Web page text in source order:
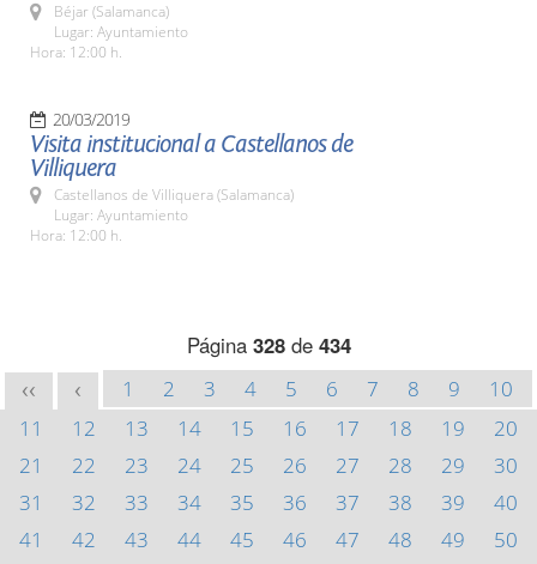
Béjar (Salamanca)
Lugar: Ayuntamiento
Hora: 12:00 h.
20/03/2019
Visita institucional a Castellanos de
Villiquera
Castellanos de Villiquera (Salamanca)
Lugar: Ayuntamiento
Hora: 12:00 h.
Página 328de 434
<< < 1 2 3 4 5 6 7 8 9
10
11
12 13 14 15 16 17 18 19
20
21
22 23 24 25 26 27 28 29
30
31
32 33 34 35 36 37 38 39
40
41
42 43 44 45 46 47 48 49
50